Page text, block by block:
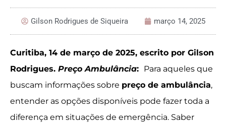
Gilson Rodrigues de Siqueira março 14, 2025
Curitiba, 14 de março de 2025, escrito por Gilson
Rodrigues. Preço Ambulância: Para aqueles que
buscam informações sobre preço de ambulância,
entender as opções disponíveis pode fazer toda a
diferença em situações de emergência. Saber